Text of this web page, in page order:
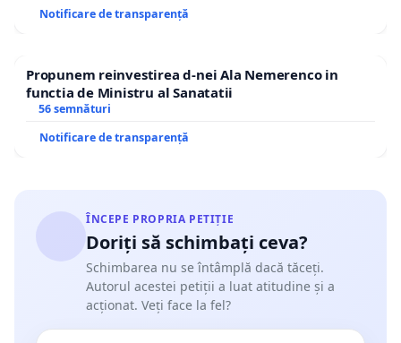
Notificare de transparență
Propunem reinvestirea d-nei Ala Nemerenco in
functia de Ministru al Sanatatii
56 semnături
Notificare de transparență
ÎNCEPE PROPRIA PETIȚIE
Doriți să schimbați ceva?
Schimbarea nu se întâmplă dacă tăceți.
Autorul acestei petiții a luat atitudine și a
acționat. Veți face la fel?